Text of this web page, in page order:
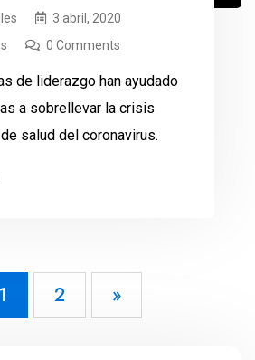
3 abril, 2020
0 Comments
de liderazgo han ayudado
a sobrellevar la crisis
salud del coronavirus.
1 2 »